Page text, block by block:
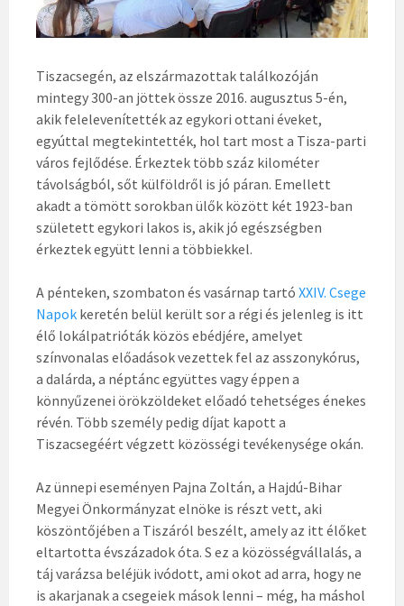
Tiszacsegén, az elszármazottak találkozóján
mintegy 300-an jöttek össze 2016. augusztus 5-én,
akik felelevenítették az egykori ottani éveket,
egyúttal megtekintették, hol tart most a Tisza-parti
város fejlődése. Érkeztek több száz kilométer
távolságból, sőt külföldről is jó páran. Emellett
akadt a tömött sorokban ülők között két 1923-ban
született egykori lakos is, akik jó egészségben
érkeztek együtt lenni a többiekkel.
A pénteken, szombaton és vasárnap tartó XXIV. Csege
Napok keretén belül került sor a régi és jelenleg is itt
élő lokálpatrióták közös ebédjére, amelyet
színvonalas előadások vezettek fel az asszonykórus,
a dalárda, a néptánc együttes vagy éppen a
könnyűzenei örökzöldeket előadó tehetséges énekes
révén. Több személy pedig díjat kapott a
Tiszacsegéért végzett közösségi tevékenysége okán.
Az ünnepi eseményen Pajna Zoltán, a Hajdú-Bihar
Megyei Önkormányzat elnöke is részt vett, aki
köszöntőjében a Tiszáról beszélt, amely az itt élőket
eltartotta évszázadok óta. S ez a közösségvállalás, a
táj varázsa beléjük ivódott, ami okot ad arra, hogy ne
is akarjanak a csegeiek mások lenni – még, ha máshol